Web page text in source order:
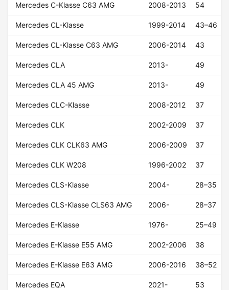
Mercedes C-Klasse C63 AMG 2008-2013 54
Mercedes CL-Klasse 1999-2014 43–46
Mercedes CL-Klasse C63 AMG 2006-2014 43
Mercedes CLA 2013- 49
Mercedes CLA 45 AMG 2013- 49
Mercedes CLC-Klasse 2008-2012 37
Mercedes CLK 2002-2009 37
Mercedes CLK CLK63 AMG 2006-2009 37
Mercedes CLK W208 1996-2002 37
Mercedes CLS-Klasse 2004- 28–35
Mercedes CLS-Klasse CLS63 AMG 2006- 28–37
Mercedes E-Klasse 1976- 25–49
Mercedes E-Klasse E55 AMG 2002-2006 38
Mercedes E-Klasse E63 AMG 2006-2016 38–52
Mercedes EQA 2021- 53